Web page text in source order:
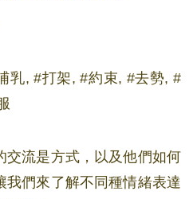
乳, #打架, #約束, #去勢, #
交流是方式，以及他們如何
我們來了解不同種情緒表達